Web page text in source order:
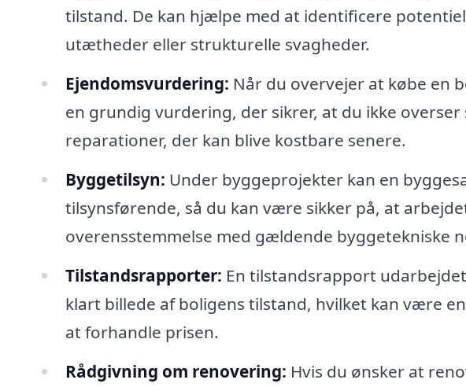
tilstand. De kan hjælpe med at identificere
utætheder eller strukturelle svagheder.
Ejendomsvurdering: Når du overvejer at købe en
en grundig vurdering, der sikrer, at du ikke
reparationer, der kan blive kostbare senere.
Byggetilsyn: Under byggeprojekter kan en
tilsynsførende, så du kan være sikker på, at
overensstemmelse med gældende byggetekniske
Tilstandsrapporter: En tilstandsrapport
klart billede af boligens tilstand, hvilket kan være
at forhandle prisen.
Rådgivning om renovering: Hvis du ønsker at